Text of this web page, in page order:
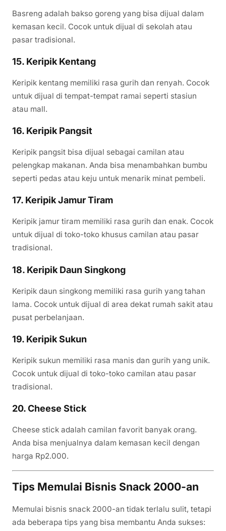
Basreng adalah bakso goreng yang bisa dijual dalam
kemasan kecil. Cocok untuk dijual di sekolah atau
pasar tradisional.
15. Keripik Kentang
Keripik kentang memiliki rasa gurih dan renyah. Cocok
untuk dijual di tempat-tempat ramai seperti stasiun
atau mall.
16. Keripik Pangsit
Keripik pangsit bisa dijual sebagai camilan atau
pelengkap makanan. Anda bisa menambahkan bumbu
seperti pedas atau keju untuk menarik minat pembeli.
17. Keripik Jamur Tiram
Keripik jamur tiram memiliki rasa gurih dan enak. Cocok
untuk dijual di toko-toko khusus camilan atau pasar
tradisional.
18. Keripik Daun Singkong
Keripik daun singkong memiliki rasa gurih yang tahan
lama. Cocok untuk dijual di area dekat rumah sakit atau
pusat perbelanjaan.
19. Keripik Sukun
Keripik sukun memiliki rasa manis dan gurih yang unik.
Cocok untuk dijual di toko-toko camilan atau pasar
tradisional.
20. Cheese Stick
Cheese stick adalah camilan favorit banyak orang.
Anda bisa menjualnya dalam kemasan kecil dengan
harga Rp2.000.
Tips Memulai Bisnis Snack 2000-an
Memulai bisnis snack 2000-an tidak terlalu sulit, tetapi
ada beberapa tips yang bisa membantu Anda sukses: